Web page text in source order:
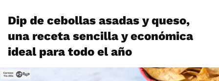
Dip de cebollas asadas y queso,
una receta sencilla y económica
ideal para todo el año